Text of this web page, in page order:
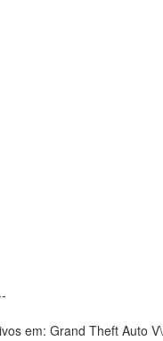
em: Grand Theft Auto